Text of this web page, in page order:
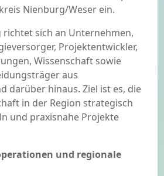
Nienburg/Weser ein.
richtet sich an Unternehmen,
Projektentwickler,
Wissenschaft sowie
aus
darüber hinaus. Ziel ist es, die
in der Region strategisch
und praxisnahe Projekte
und regionale